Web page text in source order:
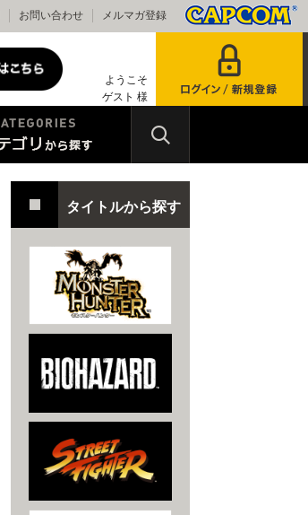
お問い合わせ メルマガ登録
ようこそ
ゲスト 様
タイトルから探す